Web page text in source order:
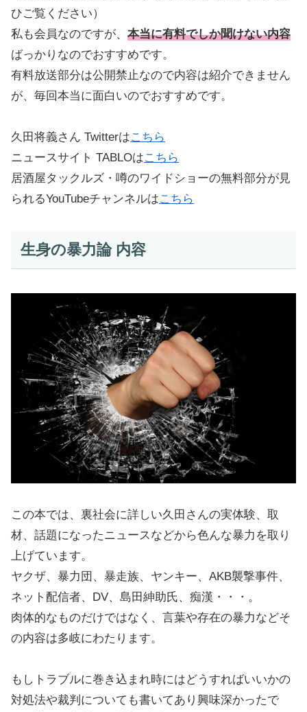
ひご覧ください）
私も会員なのですが、 本当に有料でしか聞けない内容
ばっかりなのでおすすめです。
有料放送部分は公開禁止なので内容は紹介できません
が、毎回本当に面白いのでおすすめです。
久田将義さん Twitterはこちら
ニュースサイト TABLOはこちら
居酒屋タックルズ・噂のワイドショーの無料部分が見
られるYouTubeチャンネルはこちら
生身の暴力論 内容
この本では、裏社会に詳しい久田さんの実体験、取
材、話題になったニュースなどから色んな暴力を取り
上げています。
ヤクザ、暴力団、暴走族、ヤンキー、AKB襲撃事件、
ネット配信者、DV、島田紳助氏、痴漢・・・。
肉体的なものだけではなく、言葉や存在の暴力などそ
の内容は多岐にわたります。
もしトラブルに巻き込まれ時にはどうすればいいかの
対処法や裁判についても書いてあり興味深かったで